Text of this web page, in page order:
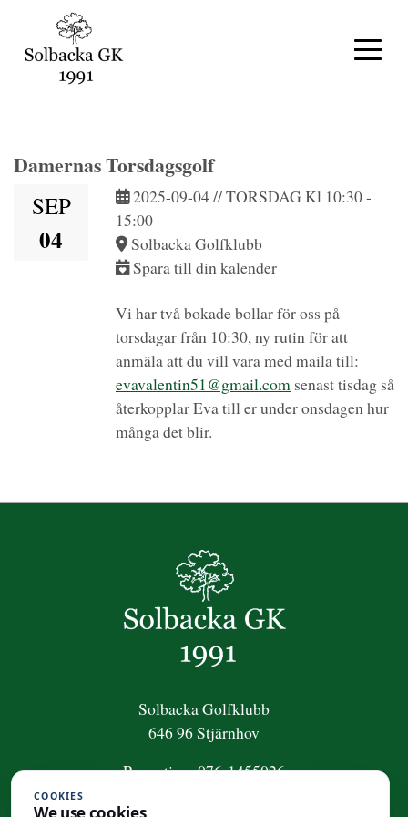
Damernas Torsdagsgolf
SEP
04
2025-09-04 // TORSDAG Kl 10:30 -
15:00
Solbacka Golfklubb
Spara till din kalender
Vi har två bokade bollar för oss på
torsdagar från 10:30, ny rutin för att
anmäla att du vill vara med maila till:
evavalentin51@gmail.com senast tisdag så
återkopplar Eva till er under onsdagen hur
många det blir.
Solbacka Golfklubb
646 96 Stjärnhov
Reception:076-1455026
För frågor om golfpaket:
COOKIES